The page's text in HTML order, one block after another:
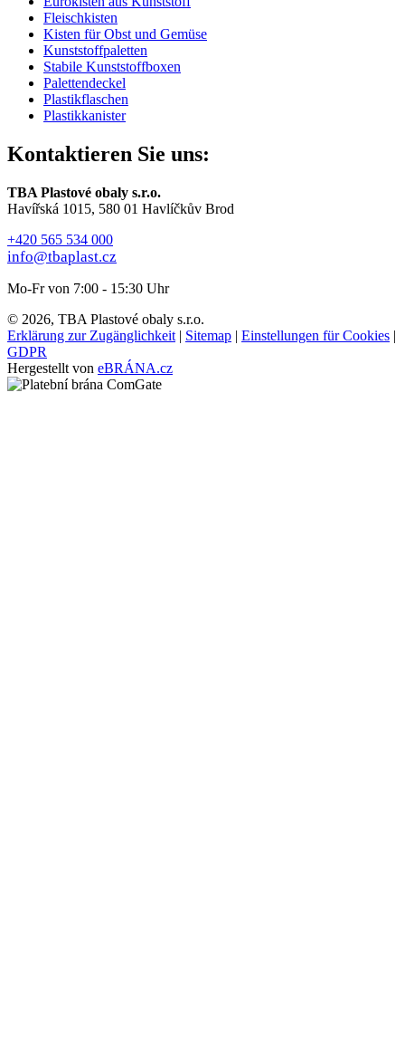
Fleischkisten
Kisten für Obst und Gemüse
Kunststoffpaletten
Stabile Kunststoffboxen
Palettendeckel
Plastikflaschen
Plastikkanister
Kontaktieren Sie uns:
TBA Plastové obaly s.r.o.
Havířská 1015, 580 01 Havlíčkův Brod
+420 565 534 000
info@tbaplast.cz
Mo-Fr von 7:00 - 15:30 Uhr
© 2026, TBA Plastové obaly s.r.o.
Erklärung zur Zugänglichkeit | Sitemap | Einstellungen für Cookies |
GDPR
Hergestellt von eBRÁNA.cz